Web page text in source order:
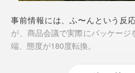
特に、本品「MGO 1250+」はプ
ム。高い保護力が期待でき、この
養蜂家は超レアな存在。
すべての商品にUMFHA（UMF™
最高品質のマヌカハニーの生産に
研究だけでなく、「マヌカの森」
ーシップが欠かせません。
その信頼関係を支えるのが、マオ
デザイン・強度・不正開封の防止
ージは、2016年度ベストデザイ
を受賞。さらに2017年度には、
Supreme Award」を受賞していま
事前情報には、ふ〜んという反
が、商品会議で実際にパッケージ
端、態度が180度転換。